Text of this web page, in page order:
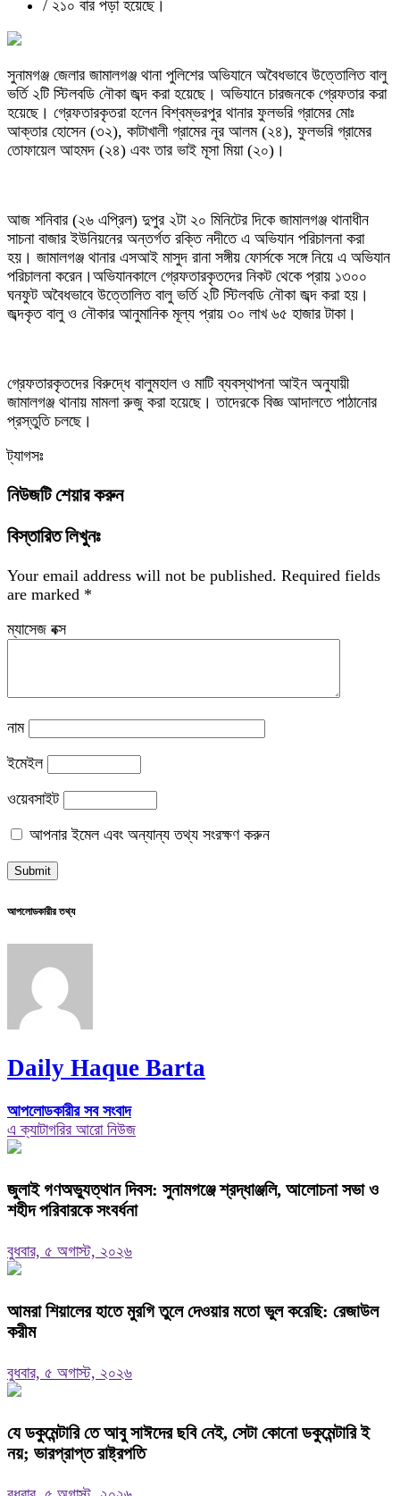
/ ২১০ বার পড়া হয়েছে।
সুনামগঞ্জ জেলার জামালগঞ্জ থানা পুলিশের অভিযানে অবৈধভাবে উত্তোলিত বালু
ভর্তি ২টি স্টিলবডি নৌকা জব্দ করা হয়েছে। অভিযানে চারজনকে গ্রেফতার করা
হয়েছে। গ্রেফতারকৃতরা হলেন বিশ্বম্ভরপুর থানার ফুলভরি গ্রামের মোঃ
আক্তার হোসেন (৩২), কাটাখালী গ্রামের নূর আলম (২৪), ফুলভরি গ্রামের
তোফায়েল আহমদ (২৪) এবং তার ভাই মূসা মিয়া (২০)।
আজ শনিবার (২৬ এপ্রিল) দুপুর ২টা ২০ মিনিটের দিকে জামালগঞ্জ থানাধীন
সাচনা বাজার ইউনিয়নের অন্তর্গত রক্তি নদীতে এ অভিযান পরিচালনা করা
হয়। জামালগঞ্জ থানার এসআই মাসুদ রানা সঙ্গীয় ফোর্সকে সঙ্গে নিয়ে এ অভিযান
পরিচালনা করেন।অভিযানকালে গ্রেফতারকৃতদের নিকট থেকে প্রায় ১৩০০
ঘনফুট অবৈধভাবে উত্তোলিত বালু ভর্তি ২টি স্টিলবডি নৌকা জব্দ করা হয়।
জব্দকৃত বালু ও নৌকার আনুমানিক মূল্য প্রায় ৩০ লাখ ৬৫ হাজার টাকা।
গ্রেফতারকৃতদের বিরুদ্ধে বালুমহাল ও মাটি ব্যবস্থাপনা আইন অনুযায়ী
জামালগঞ্জ থানায় মামলা রুজু করা হয়েছে। তাদেরকে বিজ্ঞ আদালতে পাঠানোর
প্রস্তুতি চলছে।
ট্যাগসঃ
নিউজটি শেয়ার করুন
বিস্তারিত লিখুনঃ
Your email address will not be published. Required fields
are marked *
ম্যাসেজ বক্স
নাম
ইমেইল
ওয়েবসাইট
আপনার ইমেল এবং অন্যান্য তথ্য সংরক্ষণ করুন
আপলোডকারীর তথ্য
Daily Haque Barta
আপলোডকারীর সব সংবাদ
এ ক্যাটাগরির আরো নিউজ
জুলাই গণঅভ্যুত্থান দিবস: সুনামগঞ্জে শ্রদ্ধাঞ্জলি, আলোচনা সভা ও
শহীদ পরিবারকে সংবর্ধনা
বুধবার, ৫ অগাস্ট, ২০২৬
‎আমরা শিয়ালের হাতে মুরগি তুলে দেওয়ার মতো ভুল করেছি: রেজাউল
করীম
বুধবার, ৫ অগাস্ট, ২০২৬
যে ডকুমেন্টারি তে আবু সাঈদের ছবি নেই, সেটা কোনো ডকুমেন্টারি ই
নয়; ভারপ্রাপ্ত রাষ্ট্রপতি